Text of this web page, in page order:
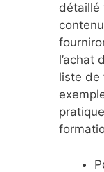
détaillé
l’achat
liste de